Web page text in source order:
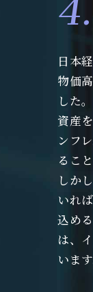
日本
物価
した。
資産
ンフ
るこ
しか
いれ
込め
は、
います